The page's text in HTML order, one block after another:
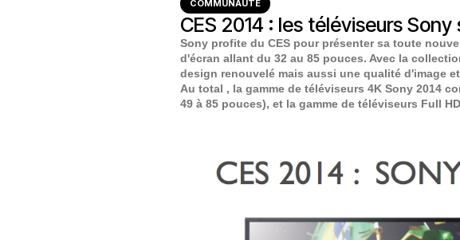
COMMUNAUTÉ
CES 2014 : les téléviseurs
Sony profite du CES pour présenter sa toute
d'écran allant du 32 au 85 pouces. Avec la
design renouvelé mais aussi une qualité d'image
Au total , la gamme de téléviseurs 4K Sony 2014
49 à 85 pouces), et la gamme de téléviseurs Full